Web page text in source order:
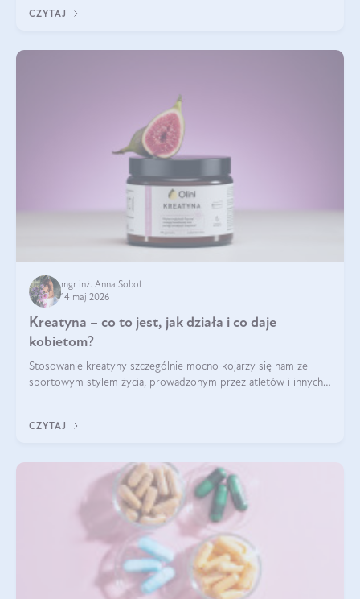
CZYTAJ
mgr inż. Anna Sobol
14 maj 2026
Kreatyna – co to jest, jak działa i co daje
kobietom?
Stosowanie kreatyny szczególnie mocno kojarzy się nam ze
sportowym stylem życia, prowadzonym przez atletów i innych
zwiększa masę
CZYTAJ